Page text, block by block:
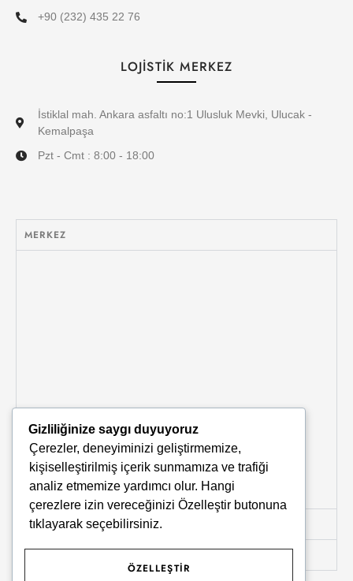
+90 (232) 435 22 76
LOJİSTİK MERKEZ
İstiklal mah. Ankara asfaltı no:1 Ulusluk Mevki, Ulucak -
Kemalpaşa
Pzt - Cmt : 8:00 - 18:00
MERKEZ
KARŞIYAKA
Gizliliğinize saygı duyuyoruz
Çerezler, deneyiminizi geliştirmemize,
kişiselleştirilmiş içerik sunmamıza ve trafiği
analiz etmemize yardımcı olur. Hangi
çerezlere izin vereceğinizi Özelleştir butonuna
tıklayarak seçebilirsiniz.
ÖZELLEŞTIR